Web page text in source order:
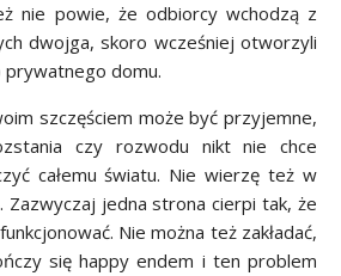
nie powie, że odbiorcy wchodzą z
dwojga, skoro wcześniej otworzyli
domu.
szczęściem może być przyjemne,
czy rozwodu nikt nie chce
całemu światu. Nie wierzę też w
jedna strona cierpi tak, że
Nie można też zakładać,
się happy endem i ten problem